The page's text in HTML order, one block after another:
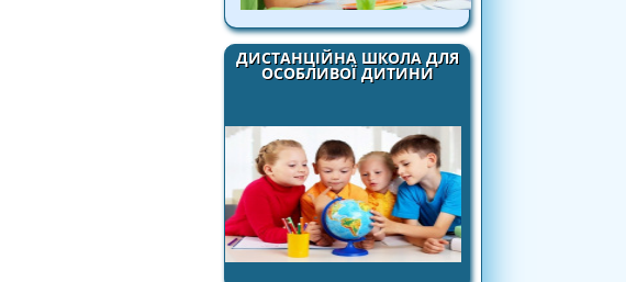
ДИСТАНЦІЙНА ШКОЛА ДЛЯ
ОСОБЛИВОЇ ДИТИНИ